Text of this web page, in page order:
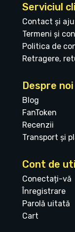
Serviciul
Contact și
Termeni și
Politica de
Retragere,
Despre noi
Blog
FanToken
Recenzii
Transport și
Cont de
Conectați-vă
Înregistrare
Parolă uitată
Cart